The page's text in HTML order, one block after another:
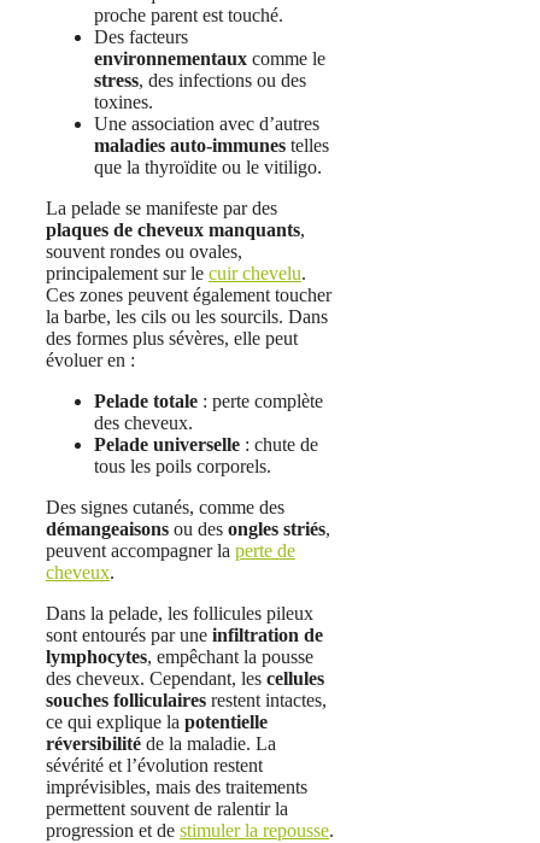
proche parent est touché.
Des facteurs
environnementaux comme le
stress, des infections ou des
toxines.
Une association avec d’autres
maladies auto-immunes telles
que la thyroïdite ou le vitiligo.
La pelade se manifeste par des
plaques de cheveux manquants,
souvent rondes ou ovales,
principalement sur le cuir chevelu.
Ces zones peuvent également toucher
la barbe, les cils ou les sourcils. Dans
des formes plus sévères, elle peut
évoluer en :
Pelade totale : perte complète
des cheveux.
Pelade universelle : chute de
tous les poils corporels.
Des signes cutanés, comme des
démangeaisons ou des ongles striés,
peuvent accompagner la perte de
cheveux.
Dans la pelade, les follicules pileux
sont entourés par une infiltration de
lymphocytes, empêchant la pousse
des cheveux. Cependant, les cellules
souches folliculaires restent intactes,
ce qui explique la potentielle
réversibilité de la maladie. La
sévérité et l’évolution restent
imprévisibles, mais des traitements
permettent souvent de ralentir la
progression et de stimuler la repousse.